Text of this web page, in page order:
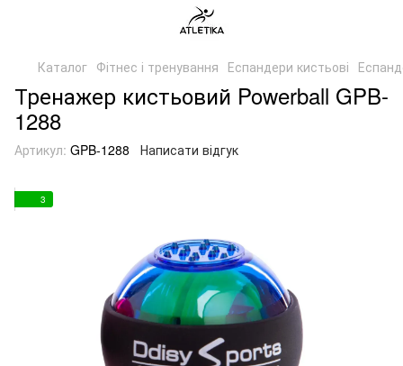
Каталог Фітнес і тренування Еспандери кистьові
Тренажер кистьовий Powerball GPB-
1288
Артикул: GPB-1288 Написати відгук
3